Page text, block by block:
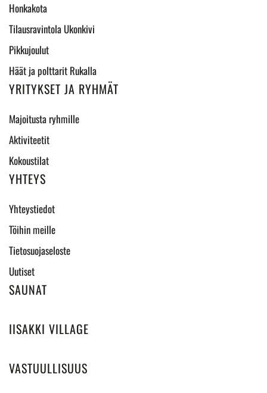
Honkakota
Tilausravintola Ukonkivi
Pikkujoulut
Häät ja polttarit Rukalla
YRITYKSET JA RYHMÄT
Majoitusta ryhmille
Aktiviteetit
Kokoustilat
YHTEYS
Yhteystiedot
Töihin meille
Tietosuojaseloste
Uutiset
SAUNAT
IISAKKI VILLAGE
VASTUULLISUUS